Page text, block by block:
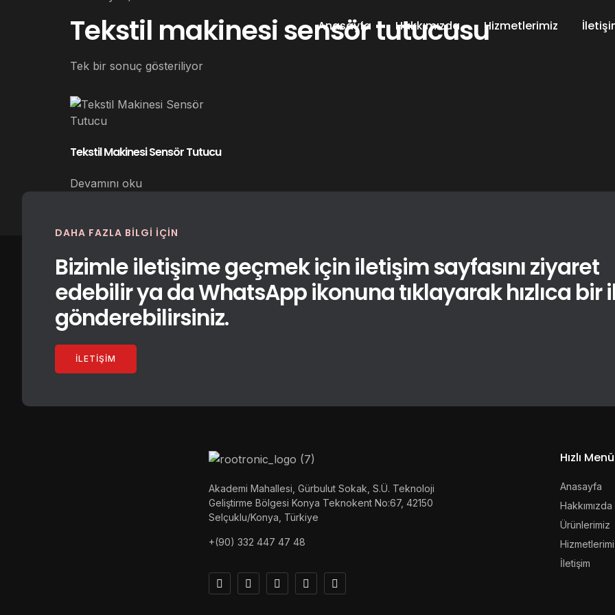
Anasayfa Hakkımızda Hizmetlerimiz
Tekstil makinesi sensör tutucusu
Tek bir sonuç gösteriliyor
Tekstil Makinesi Sensör Tutucu
Devamını oku
DAHA FAZLA BILGI IÇIN
Bizimle iletişime geçmek için iletişim sayfasını ziyaret
edebilir ya da WhatsApp ikonuna tıklayarak hızlıca bir
gönderebilirsiniz.
İLETIŞIM
Akademi Mahallesi, Gürbulut Sokak, S.Ü. Teknoloji
Geliştirme Bölgesi Konya Teknokent No:67, 42150
Selçuklu/Konya, Türkiye
+(90) 332 447 47 48
Hızlı Menü
Anasayfa
Hakkımızda
Ürünlerimiz
İletişim